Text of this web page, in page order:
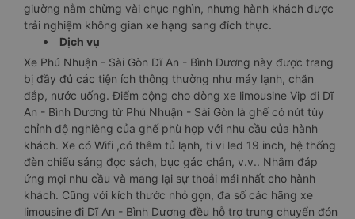
giường nằm chừng vài chục nghìn, nhưng hành khách được
trải nghiệm không gian xe hạng sang đích thực.
Dịch vụ
Xe Phú Nhuận - Sài Gòn Dĩ An - Bình Dương này được trang
bị đầy đủ các tiện ích thông thường như máy lạnh, chăn
đắp, nước uống. Điểm cộng cho dòng xe limousine Vip đi Dĩ
An - Bình Dương từ Phú Nhuận - Sài Gòn là ghế có nút tùy
chỉnh độ nghiêng của ghế phù hợp với nhu cầu của hành
khách. Xe có Wifi ,có thêm tủ lạnh, ti vi led 19 inch, hệ thống
đèn chiếu sáng đọc sách, bục gác chân, v.v.. Nhằm đáp
ứng mọi nhu cầu và mang lại sự thoải mái nhất cho hành
khách. Cũng với kích thước nhỏ gọn, đa số các hãng xe
limousine đi Dĩ An - Bình Dương đều hỗ trợ trung chuyển đón